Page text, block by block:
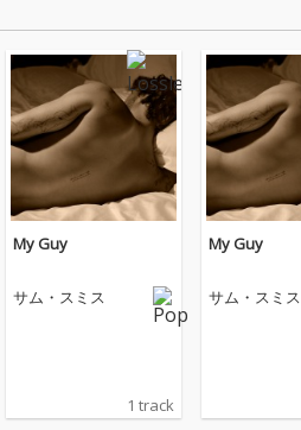
My Guy
サム・スミス
1 track
My Guy
サム・スミス